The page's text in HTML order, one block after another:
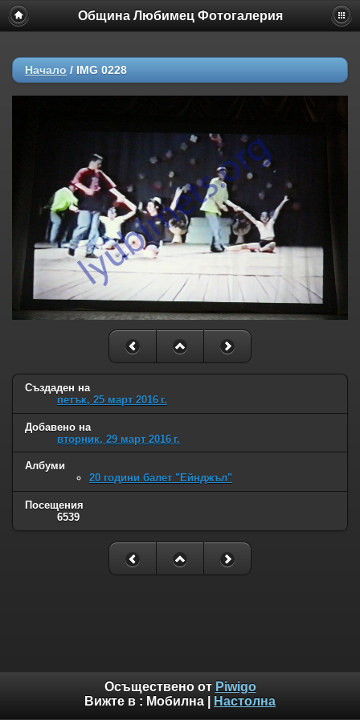
Община Любимец Фотогалерия
Начало / IMG 0228
Създаден на
петък, 25 март 2016 г.
Добавено на
вторник, 29 март 2016 г.
Албуми
20 години балет "Ейнджъл"
Посещения
6539
Осъществено от Piwigo
Вижте в : Мобилна Настолна